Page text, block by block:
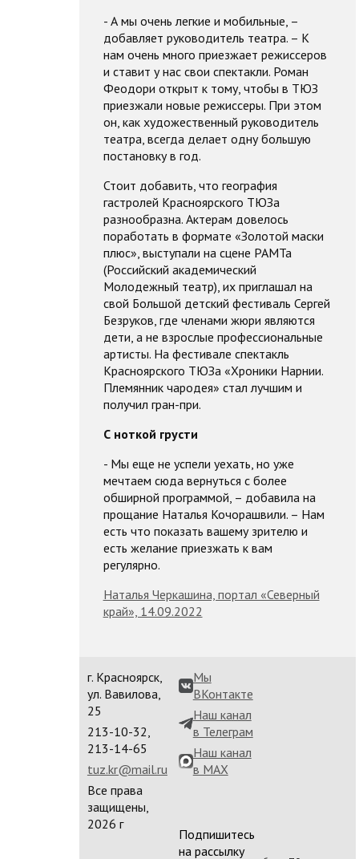
- А мы очень легкие и мобильные, –
добавляет руководитель театра. – К
нам очень много приезжает режиссеров
и ставит у нас свои спектакли. Роман
Феодори открыт к тому, чтобы в ТЮЗ
приезжали новые режиссеры. При этом
он, как художественный руководитель
театра, всегда делает одну большую
постановку в год.
Стоит добавить, что география
гастролей Красноярского ТЮЗа
разнообразна. Актерам довелось
поработать в формате «Золотой маски
плюс», выступали на сцене РАМТа
(Российский академический
Молодежный театр), их приглашал на
свой Большой детский фестиваль Сергей
Безруков, где членами жюри являются
дети, а не взрослые профессиональные
артисты. На фестивале спектакль
Красноярского ТЮЗа «Хроники Нарнии.
Племянник чародея» стал лучшим и
получил гран-при.
С ноткой грусти
- Мы еще не успели уехать, но уже
мечтаем сюда вернуться с более
обширной программой, – добавила на
прощание Наталья Кочорашвили. – Нам
есть что показать вашему зрителю и
есть желание приезжать к вам
регулярно.
Наталья Черкашина, портал «Северный
край», 14.09.2022
г. Красноярск,
ул. Вавилова,
25
213-10-32,
213-14-65
tuz.kr@mail.ru
Все права
защищены,
2026 г
Мы
ВКонтакте
Наш канал
в Телеграм
Наш канал
в MAX
Подпишитесь
на рассылку